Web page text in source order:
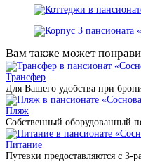
Вам также может
Трансфер
Для Вашего удобства при
Пляж
Собственный оборудованный
Питание
Путевки предоставляются с 3-